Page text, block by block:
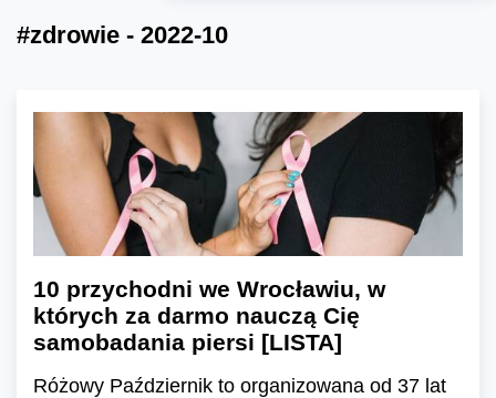
#zdrowie - 2022-10
10 przychodni we Wrocławiu, w
których za darmo nauczą Cię
samobadania piersi [LISTA]
Różowy Październik to organizowana od 37 lat